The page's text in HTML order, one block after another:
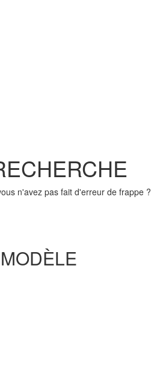
n'avez pas fait d'erreur de frappe ?